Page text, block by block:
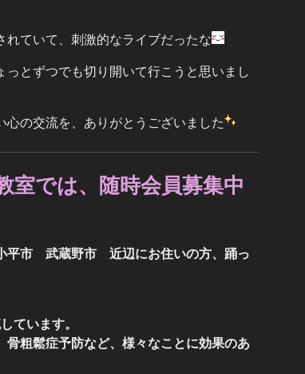
れていて、刺激的なライブだったな
とずつでも切り開いて行こうと思いまし
の交流を、ありがとうございました
室では、随時会員募集中
市 武蔵野市 近辺にお住いの方、踊っ
ています。
骨粗鬆症予防など、様々なことに効果のあ